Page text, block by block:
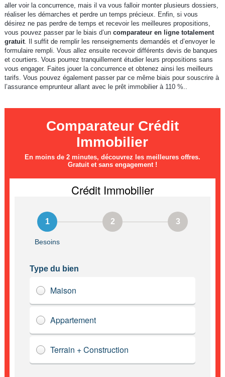
aller voir la concurrence, mais il va vous falloir monter plusieurs dossiers,
réaliser les démarches et perdre un temps précieux. Enfin, si vous
désirez ne pas perdre de temps et recevoir les meilleures propositions,
vous pouvez passer par le biais d’un comparateur en ligne totalement
gratuit. Il suffit de remplir les renseignements demandés et d’envoyer le
formulaire rempli. Vous allez ensuite recevoir différents devis de banques
et courtiers. Vous pourrez tranquillement étudier leurs propositions sans
vous engager. Faites jouer la concurrence et obtenez ainsi les meilleurs
tarifs. Vous pouvez également passer par ce même biais pour souscrire à
l’assurance emprunteur allant avec le prêt immobilier à 110 %..
Comparateur Crédit
Immobilier
En moins de 2 minutes, découvrez les meilleures offres.
Gratuit et sans engagement !